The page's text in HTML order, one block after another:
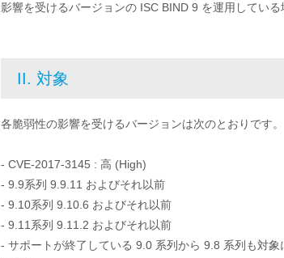
影響を受けるバージョンの ISC BIND 9 を運用してい
II. 対象
各脆弱性の影響を受けるバージョンは次のとおりです。
- CVE-2017-3145 : 高 (High)
- 9.9系列 9.9.11 およびそれ以前
- 9.10系列 9.10.6 およびそれ以前
- 9.11系列 9.11.2 およびそれ以前
- サポートが終了している 9.0 系列から 9.8 系列も対象